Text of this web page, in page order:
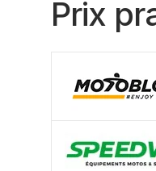
Prix